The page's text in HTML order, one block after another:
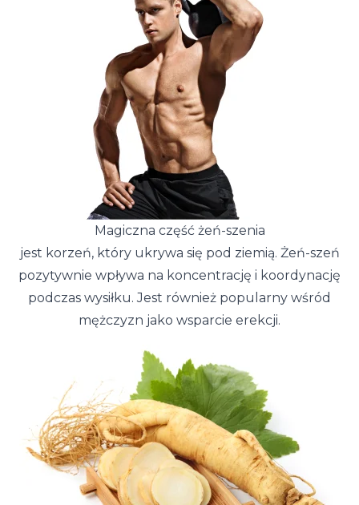
Magiczna część żeń-szenia
jest korzeń, który ukrywa się pod ziemią. Żeń-szeń
pozytywnie wpływa na koncentrację i koordynację
podczas wysiłku. Jest również popularny wśród
mężczyzn jako wsparcie erekcji.